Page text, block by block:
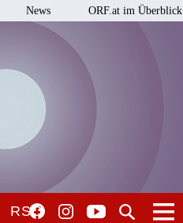
News ORF.at im Überblick
RSO